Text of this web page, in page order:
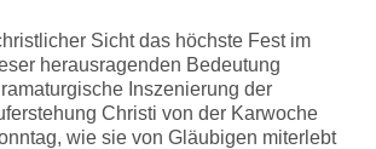
Sicht das höchste Fest im
herausragenden Bedeutung
Inszenierung der
Christi von der Karwoche
wie sie von Gläubigen miterlebt